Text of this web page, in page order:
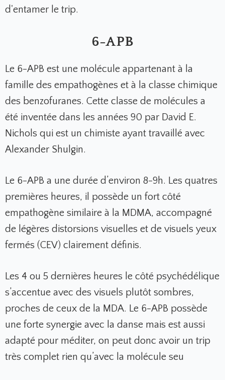
d'entamer le trip.
6-APB
Le 6-APB est une molécule appartenant à la
famille des empathogènes et à la classe chimique
des benzofuranes. Cette classe de molécules a
été inventée dans les années 90 par David E.
Nichols qui est un chimiste ayant travaillé avec
Alexander Shulgin.
Le 6-APB a une durée d’environ 8-9h. Les quatres
premières heures, il possède un fort côté
empathogène similaire à la MDMA, accompagné
de légères distorsions visuelles et de visuels yeux
fermés (CEV) clairement définis.
Les 4 ou 5 dernières heures le côté psychédélique
s’accentue avec des visuels plutôt sombres,
proches de ceux de la MDA. Le 6-APB possède
une forte synergie avec la danse mais est aussi
adapté pour méditer, on peut donc avoir un trip
très complet rien qu’avec la molécule seu